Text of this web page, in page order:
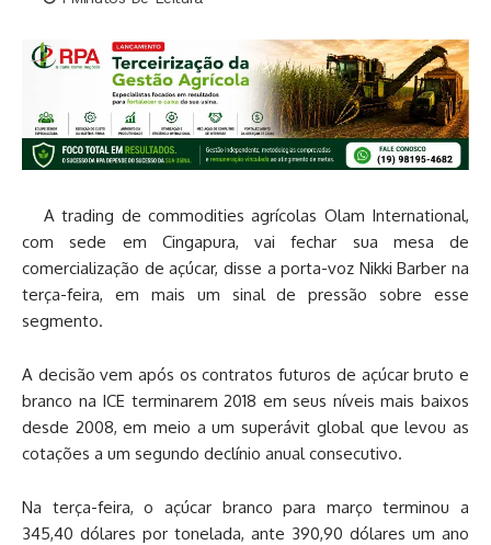
A trading de commodities agrícolas Olam International,
com sede em Cingapura, vai fechar sua mesa de
comercialização de açúcar, disse a porta-voz Nikki Barber na
terça-feira, em mais um sinal de pressão sobre esse
segmento.
A decisão vem após os contratos futuros de açúcar bruto e
branco na ICE terminarem 2018 em seus níveis mais baixos
desde 2008, em meio a um superávit global que levou as
cotações a um segundo declínio anual consecutivo.
Na terça-feira, o açúcar branco para março terminou a
345,40 dólares por tonelada, ante 390,90 dólares um ano